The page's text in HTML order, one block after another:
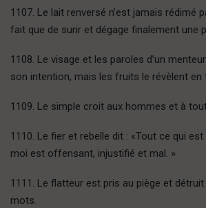
1107. Le lait renversé n’est jamais rédimé
fait que de surir et dégage finalement une
1108. Le visage et les paroles d’un
son intention, mais les fruits le révèlent en
1109. Le simple croit aux hommes et à
1110. Le fier et rebelle dit : «Tout ce qui
moi est offensant, injustifié et mal. »
1111. Le flatteur est pris au piège et
mots.